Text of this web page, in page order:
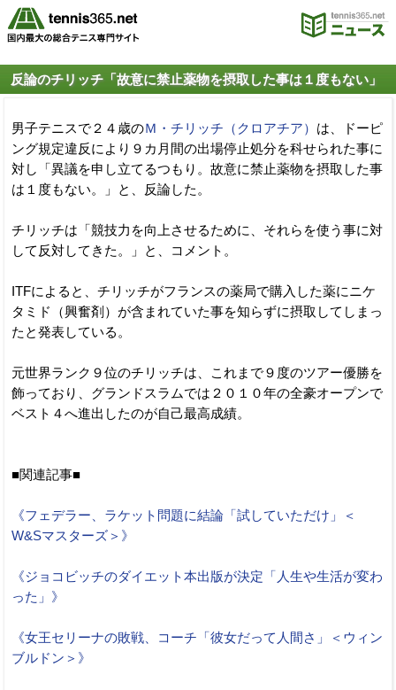
反論のチリッチ「故意に禁止薬物を摂取した事は１度もない」
男子テニスで２４歳のＭ・チリッチ（クロアチア） は、ドーピ
ング規定違反により９カ月間の出場停止処分を科せられた事に
対し「異議を申し立てるつもり。故意に禁止薬物を摂取した事
は１度もない。」と、反論した。
チリッチは「競技力を向上させるために、それらを使う事に対
して反対してきた。」と、コメント。
ITFによると、チリッチがフランスの薬局で購入した薬にニケ
タミド（興奮剤）が含まれていた事を知らずに摂取してしまっ
たと発表している。
元世界ランク９位のチリッチは、これまで９度のツアー優勝を
飾っており、グランドスラムでは２０１０年の全豪オープンで
ベスト４へ進出したのが自己最高成績。
■関連記事■
《フェデラー、ラケット問題に結論「試していただけ」＜
W&Sマスターズ＞》
《ジョコビッチのダイエット本出版が決定「人生や生活が変わ
った」》
《女王セリーナの敗戦、コーチ「彼女だって人間さ」＜ウィン
ブルドン＞》